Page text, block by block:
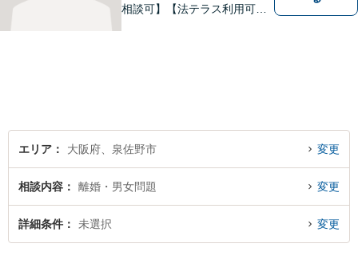
相談可】【法テラス利用可】
エリア 大阪府、泉佐野市 変更
相談内容 離婚・男女問題 変更
詳細条件 未選択 変更